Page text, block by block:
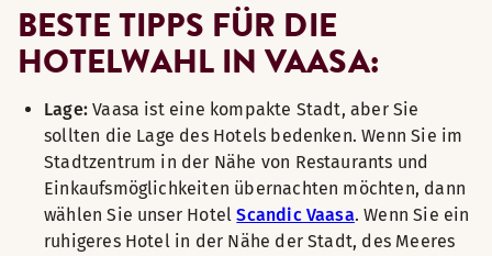
BESTE TIPPS FÜR DIE
HOTELWAHL IN VAASA:
Lage:Vaasa ist eine kompakte Stadt, aber Sie
sollten die Lage des Hotels bedenken. Wenn Sie im
Stadtzentrum in der Nähe von Restaurants und
Einkaufsmöglichkeiten übernachten möchten, dann
wählen Sie unser HotelScandic Vaasa. Wenn Sie ein
ruhigeres Hotel in der Nähe der Stadt, des Meeres